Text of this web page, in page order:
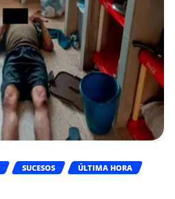
SUCESOS
ÚLTIMA HORA